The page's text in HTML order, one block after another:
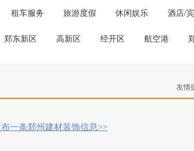
租车服务 旅游度假 休闲娱乐 酒店/
郑东新区 高新区 经开区 航空港
友情
一条郑州建材装饰信息>>